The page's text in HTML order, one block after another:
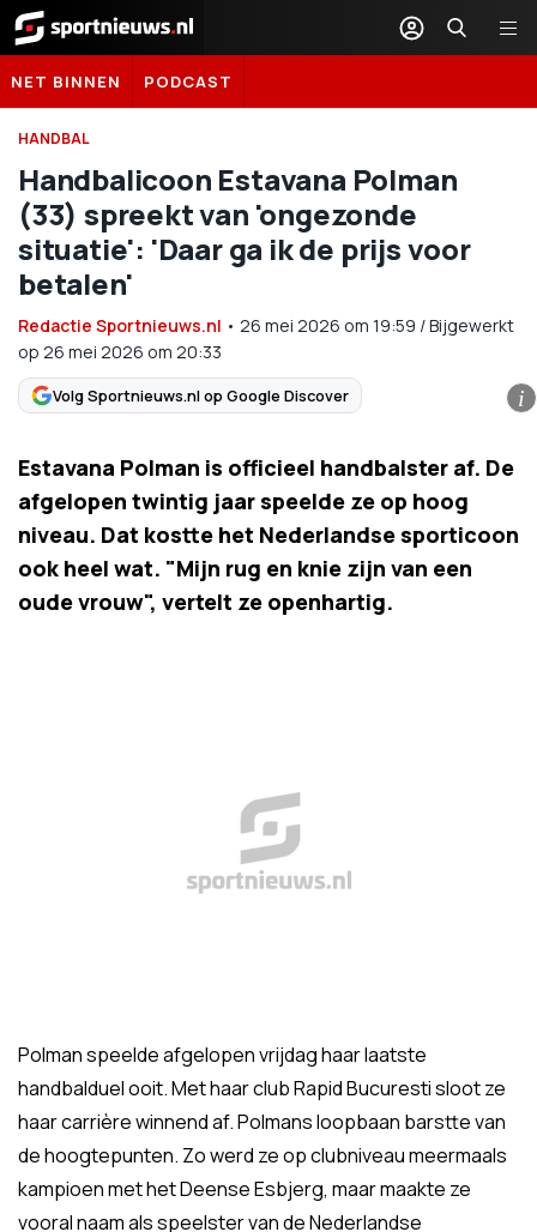
Sportnieuws.nl
NET BINNEN PODCAST
HANDBAL
Handbalicoon Estavana Polman
(33) spreekt van 'ongezonde
situatie': 'Daar ga ik de prijs voor
betalen'
Redactie Sportnieuws.nl • 26 mei 2026 om 19:59 /Bijgewerkt
op 26 mei 2026 om 20:33
Volg Sportnieuws.nl op Google Discover i
Estavana Polman is officieel handbalster af. De
afgelopen twintig jaar speelde ze op hoog
niveau. Dat kostte het Nederlandse sporticoon
ook heel wat. "Mijn rug en knie zijn van een
oude vrouw", vertelt ze openhartig.
Polman speelde afgelopen vrijdag haar laatste
handbalduel ooit. Met haar club Rapid Bucuresti sloot ze
haar carrière winnend af. Polmans loopbaan barstte van
de hoogtepunten. Zo werd ze op clubniveau meermaals
kampioen met het Deense Esbjerg, maar maakte ze
vooral naam als speelster van de Nederlandse